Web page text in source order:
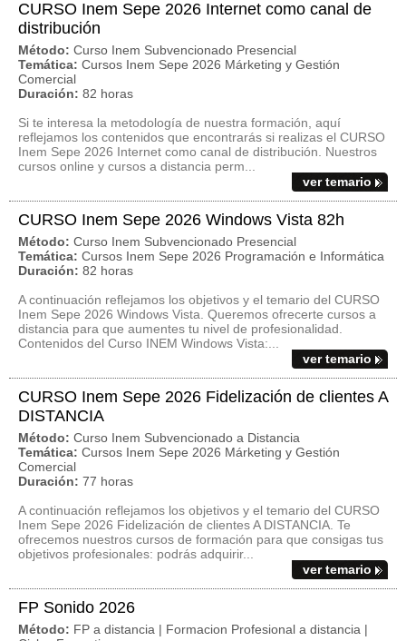
CURSO Inem Sepe 2026 Internet como canal de
distribución
Método: Curso Inem Subvencionado Presencial
Temática: Cursos Inem Sepe 2026 Márketing y Gestión
Comercial
Duración: 82 horas
Si te interesa la metodología de nuestra formación, aquí
reflejamos los contenidos que encontrarás si realizas el CURSO
Inem Sepe 2026 Internet como canal de distribución. Nuestros
cursos online y cursos a distancia perm...
ver temario
CURSO Inem Sepe 2026 Windows Vista 82h
Método: Curso Inem Subvencionado Presencial
Temática: Cursos Inem Sepe 2026 Programación e Informática
Duración: 82 horas
A continuación reflejamos los objetivos y el temario del CURSO
Inem Sepe 2026 Windows Vista. Queremos ofrecerte cursos a
distancia para que aumentes tu nivel de profesionalidad.
Contenidos del Curso INEM Windows Vista:...
ver temario
CURSO Inem Sepe 2026 Fidelización de clientes A
DISTANCIA
Método: Curso Inem Subvencionado a Distancia
Temática: Cursos Inem Sepe 2026 Márketing y Gestión
Comercial
Duración: 77 horas
A continuación reflejamos los objetivos y el temario del CURSO
Inem Sepe 2026 Fidelización de clientes A DISTANCIA. Te
ofrecemos nuestros cursos de formación para que consigas tus
objetivos profesionales: podrás adquirir...
ver temario
FP Sonido 2026
Método: FP a distancia | Formacion Profesional a distancia |